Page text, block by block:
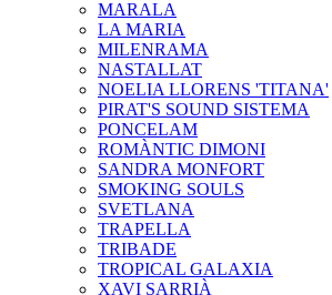
MARALA
LA MARIA
MILENRAMA
NASTALLAT
NOELIA LLORENS 'TITANA'
PIRAT'S SOUND SISTEMA
PONCELAM
ROMÀNTIC DIMONI
SANDRA MONFORT
SMOKING SOULS
SVETLANA
TRAPELLA
TRIBADE
TROPICAL GALAXIA
XAVI SARRIÀ